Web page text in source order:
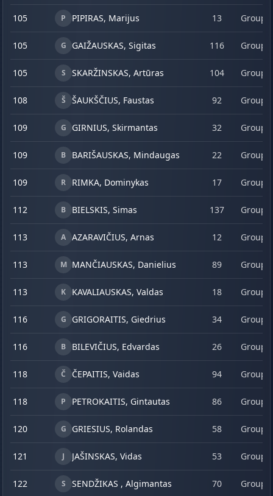
105 P PIPIRAS, Marijus 13 Group
105 G GAIŽAUSKAS, Sigitas 116 Group
105 S SKARŽINSKAS, Artūras 104 Group
108 Š ŠAUKŠČIUS, Faustas 92 Group
109 G GIRNIUS, Skirmantas 32 Group
109 B BARIŠAUSKAS, Mindaugas 22 Group
109 R RIMKA, Dominykas 17 Group
112 B BIELSKIS, Simas 137 Group
113 A AZARAVIČIUS, Arnas 12 Group
113 M MANČIAUSKAS, Danielius 89 Group
113 K KAVALIAUSKAS, Valdas 18 Group
116 G GRIGORAITIS, Giedrius 34 Group
116 B BILEVIČIUS, Edvardas 26 Group
118 Č ČEPAITIS, Vaidas 94 Group
118 P PETROKAITIS, Gintautas 86 Group
120 G GRIESIUS, Rolandas 58 Group
121 J JAŠINSKAS, Vidas 53 Group
122 S SENDŽIKAS , Algimantas 70 Group